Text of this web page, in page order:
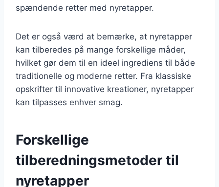
spændende retter med nyretapper.
Det er også værd at bemærke, at nyretapper
kan tilberedes på mange forskellige måder,
hvilket gør dem til en ideel ingrediens til både
traditionelle og moderne retter. Fra klassiske
opskrifter til innovative kreationer, nyretapper
kan tilpasses enhver smag.
Forskellige
tilberedningsmetoder til
nyretapper